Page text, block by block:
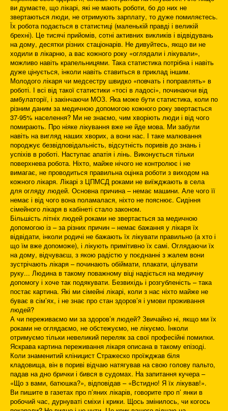
ви думаєте, що лікарі, які не мають роботи, бо до них не
звертаються люди, не отримують зарплату, то дуже помиляєтесь.
Їх робота подається в статистиці (маленькій правді і великій
брехні). Це тисячі прийомів, сотні активних викликів і відвідувань
на дому, десятки різних стаціонарів. Не дивуйтесь, якщо ви не
ходили в лікарню, а вас кожного року «оглядали і лікували»,
можливо навіть крапельницями. Така статистика потрібна і навіть
дуже цінується, інколи навіть ставиться в приклад іншим.
Молодого лікаря чи медсестру швидко «повчать і поправлять» в
роботі. І всі від такої статистики «тосі в ладосі», починаючи від
амбулаторії, і закінчаючи МОЗ. Яка може бути статистика, коли по
різним даним за медичною допомогою кожного року звертається
37-95% населення? Ми не знаємо, чим хворіють люди і від чого
помирають. Про ніяке лікування вже не йде мова. Ми забули
навіть на вигляд наших хворих, а вони нас. І таке малювання
породжує безвідповідальність, відсутність поривів до знань і
успіхів в роботі. Наступає апатія і лінь. Виконується тільки
поверхнева робота. Ніхто, майже нічого не контролює і не
вимагає, не проводиться правильна оцінка роботи з виходом на
кожного лікаря. Лікарі з ЦПМСД роками не виїжджають в села
для огляду людей. Основна причина – немає машини. Але чого її
немає і від чого вона поламалася, ніхто не пояснює. Сидіння
сімейного лікаря в кабінеті стало законом.
Більшість літніх людей роками не звертається за медичною
допомогою із – за різних причин – немає бажання у лікаря їх
відвідати, інколи родичі не бажають їх лікувати правильно (а хто і
що їм вже допоможе), і лікують примітивно їх самі. Оглядаючи їх
на дому, відчуваєш, з якою радістю у поєднанні з жалем вони
зустрічають лікаря – починають обіймати, плакати, цілувати
руку... Людина в такому поважному віці надіється на медичну
допомогу і хоче так подякувати. Безвихідь і розгубленість – така
постає картина. Які ми сімейні лікарі, коли з нас ніхто майже не
буває в сім’ях, і не знає про стан здоров’я і умови проживання
людей?
А чи переживаємо ми за здоров’я людей? Звичайно ні, якщо ми їх
роками не оглядаємо, не обстежуємо, не лікуємо. Інколи
отримуємо тільки невеликий переляк за свої професійні помилки.
Яскрава картина переживання лікаря описана в такому епізоді.
Коли знаменитий кліницист Стражеско проїжджав біля
кладовища, він в пориві відчаю натягував на свою голову пальто,
падав на дно брички і бився в судомах. На запитання кучера –
«Що з вами, батюшка?», відповідав – «Встидно! Я їх лікував!».
Ви пишите в газетах про п’яних лікарів, говорите про п’ янки в
робочий час, дурнуваті сміхи і крики. Щось змінилось, чи когось